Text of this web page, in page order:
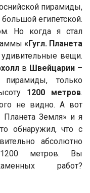
пирамиды,
египетской.
Но когда я стал
«Гугл. Планета
вещи.
в Швейцарии–
пирамиды, только
1200 метров.
не видно. А вот
Планета Земля» и я
обнаружил, что с
абсолютно
метров. Вы
работ?